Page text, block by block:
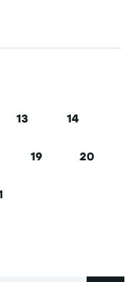
Seite
13
Seite
14
Seite
19
Seite
20
Seite